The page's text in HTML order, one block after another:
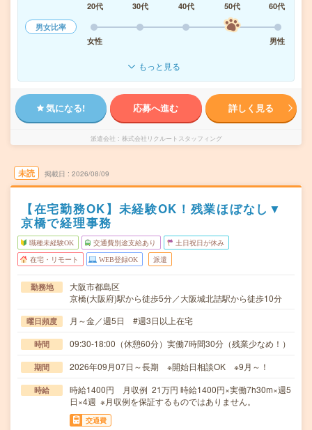
20代
30代 40代 50代
60代
男女比率
女性
男性
もっと見る
気になる! 応募へ進む 詳しく見る
派遣会社 株式会社リクルートスタッフィング
未読 掲載日 2026/08/09
【在宅勤務OK】未経験OK！残業ほぼなし▼
京橋で経理事務
職種未経験OK 交通費別途支給あり 土日祝日が休み
在宅・リモート WEB登録OK 派遣
勤務地
大阪市都島区
京橋(大阪府)駅から徒歩5分／大阪城北詰駅から徒歩10分
曜日頻度 月～金／週5日 #週3日以上在宅
時間 09:30-18:00（休憩60分）実働7時間30分（残業少なめ！）
期間 2026年09月07日～長期 ※開始日相談OK ※9月～！
時給
時給1400円 月収例 21万円 時給1400円×実働7h30m×週5
日×4週 ※月収例を保証するものではありません。
交通費